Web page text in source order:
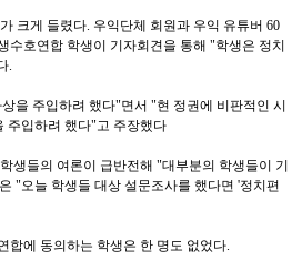
크게 들렸다. 우익단체 회원과 우익 유튜버 60
호연합 학생이 기자회견을 통해 "학생은 정치
.
을 주입하려 했다"면서 "현 정권에 비판적인 시
주입하려 했다"고 주장했다
생들의 여론이 급반전해 "대부분의 학생들이 기
"오늘 학생들 대상 설문조사를 했다면 '정치편
합에 동의하는 학생은 한 명도 없었다.